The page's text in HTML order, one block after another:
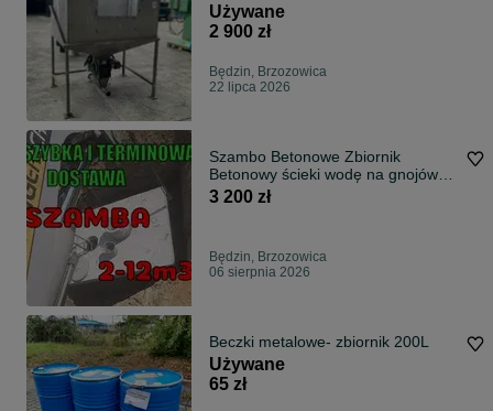
Używane
2 900 zł
Będzin, Brzozowica
22 lipca 2026
Szambo Betonowe Zbiornik
Betonowy ścieki wodę na gnojówkę
Piwniczki
3 200 zł
Będzin, Brzozowica
06 sierpnia 2026
Beczki metalowe- zbiornik 200L
Używane
65 zł